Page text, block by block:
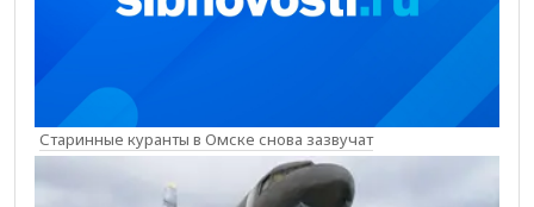
Старинные куранты в Омске снова зазвучат